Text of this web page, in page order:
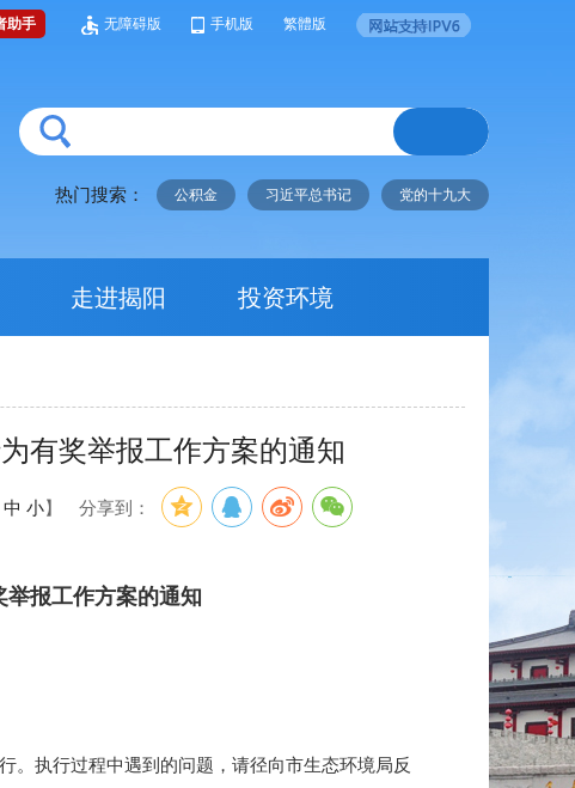
助手 无障碍版 手机版 繁體版
热门搜索： 公积金 习近平总书记 党的十九大
走进揭阳 投资环境
有奖举报工作方案的通知
中 小】 分享到：
报工作方案的通知
执行过程中遇到的问题，请径向市生态环境局反